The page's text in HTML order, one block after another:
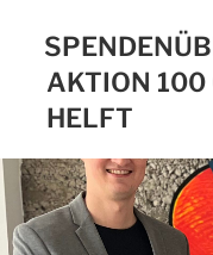
AKTION
HELFT